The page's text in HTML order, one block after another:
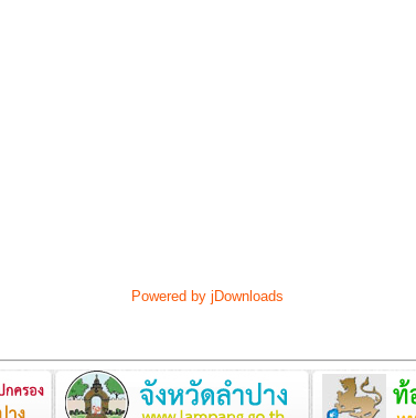
Powered by jDownloads